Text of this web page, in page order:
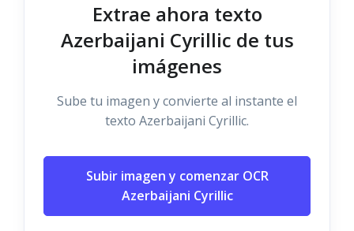
Extrae ahora texto
Azerbaijani Cyrillic de tus
imágenes
Sube tu imagen y convierte al instante el
texto Azerbaijani Cyrillic.
Subir imagen y comenzar OCR
Azerbaijani Cyrillic